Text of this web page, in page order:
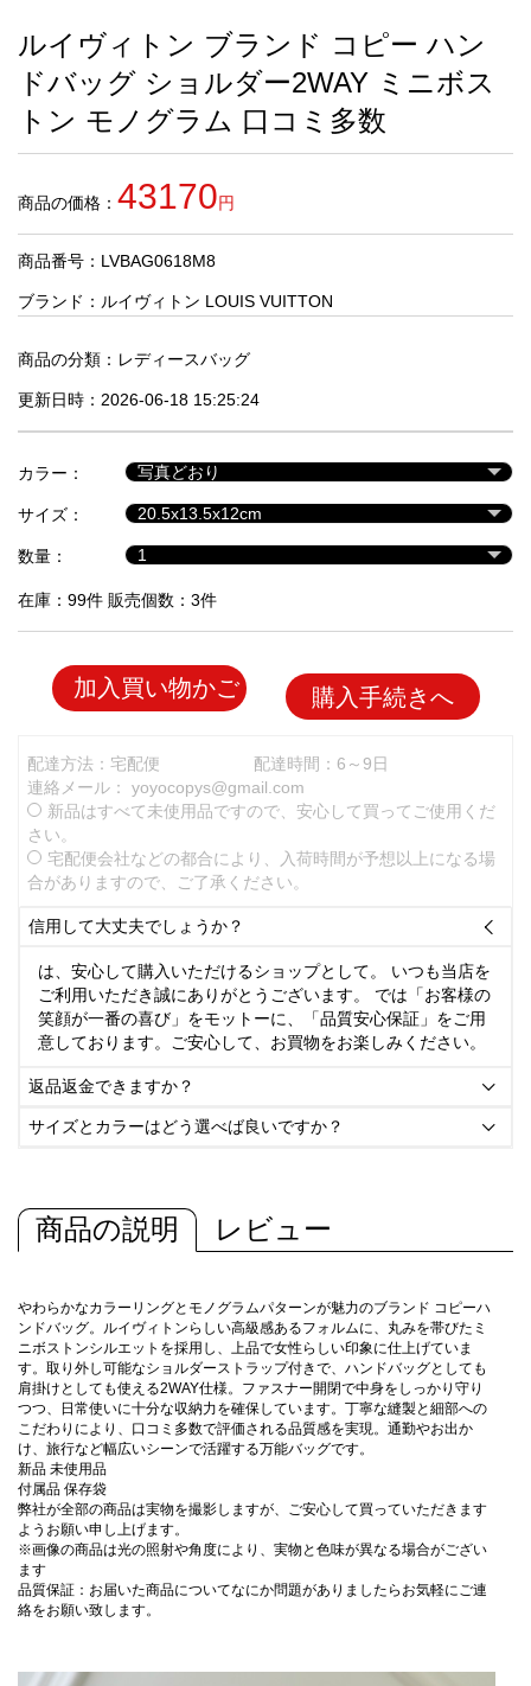
お
す
め
商
人
気
商
セ
ル
品
ルイヴィトン ブランド コピー ハン
ドバッグ ショルダー2WAY ミニボス
トン モノグラム 口コミ多数
商品の価格： 43170円
商品番号：LVBAG0618M8
ブランド： ルイヴィトン LOUIS VUITTON
商品の分類： レディースバッグ
更新日時：2026-06-18 15:25:24
カラー：
サイズ：
数量：
在庫：99件 販売個数：3件
加入買い物かご 購入手続きへ
配達方法：宅配便
配達時間：6～9日
連絡メール： yoyocopys@gmail.com
新品はすべて未使用品ですので、安心して買ってご使用くだ
さい。
宅配便会社などの都合により、入荷時間が予想以上になる場
合がありますので、ご了承ください。
信用して大丈夫でしょうか？ 
は、安心して購入いただけるショップとして。 いつも当店を
ご利用いただき誠にありがとうございます。 では「お客様の
笑顔が一番の喜び」をモットーに、「品質安心保証」をご用
意しております。ご安心して、お買物をお楽しみください。
返品返金できますか？ 
サイズとカラーはどう選べば良いですか？ 
商品の説明 レビュー
やわらかなカラーリングとモノグラムパターンが魅力のブランド コピーハ
ンドバッグ。ルイヴィトンらしい高級感あるフォルムに、丸みを帯びたミ
ニボストンシルエットを採用し、上品で女性らしい印象に仕上げていま
す。取り外し可能なショルダーストラップ付きで、ハンドバッグとしても
肩掛けとしても使える2WAY仕様。ファスナー開閉で中身をしっかり守り
つつ、日常使いに十分な収納力を確保しています。丁寧な縫製と細部への
こだわりにより、口コミ多数で評価される品質感を実現。通勤やお出か
け、旅行など幅広いシーンで活躍する万能バッグです。
新品 未使用品
付属品 保存袋
弊社が全部の商品は実物を撮影しますが、ご安心して買っていただきます
ようお願い申し上げます。
※画像の商品は光の照射や角度により、実物と色味が異なる場合がござい
ます
品質保証：お届いた商品についてなにか問題がありましたらお気軽にご連
絡をお願い致します。